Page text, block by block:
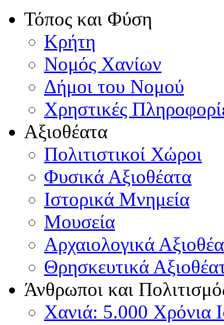
Τόπος και Φύση
Κρήτη
Νομός Χανίων
Δήμοι του Νομού
Χρηστικές
Αξιοθέατα
Πολιτιστικοί Χώροι
Φυσικά Αξιοθέατα
Ιστορικά Μνημεία
Μουσεία
Αρχαιολογικά
Θρησκευτικά
Άνθρωποι και
Χανιά: 5.000 Χρόνια